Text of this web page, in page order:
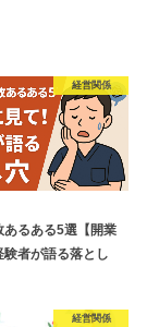
経営関係
あるある5選【開業
者が語る落とし
経営関係